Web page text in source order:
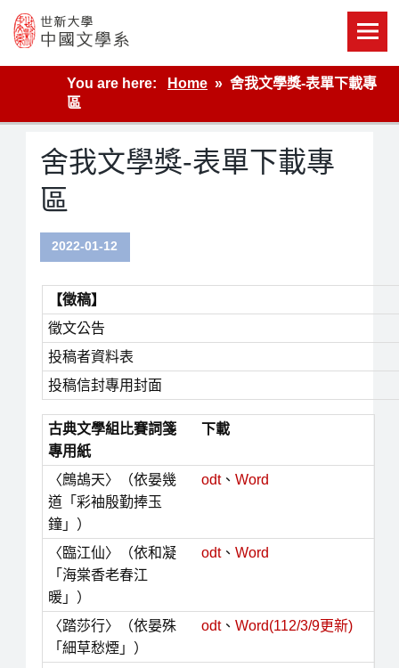
content
世新大學教學單位的網站
You are here:
Home
舍我文學獎-表單下載專
區
舍我文學獎-表單下載專
區
2022-01-12
【徵稿】
徵文公告
投稿者資料表
投稿信封專用封面
古典文學組比賽詞箋
專用紙
下載
〈鷓鴣天〉（依晏幾
道「彩袖殷勤捧玉
鐘」）
odt、 Word
〈臨江仙〉（依和凝
「海棠香老春江
暖」）
odt、 Word
〈踏莎行〉（依晏殊
「細草愁煙」）
odt、 Word(112/3/9更新)